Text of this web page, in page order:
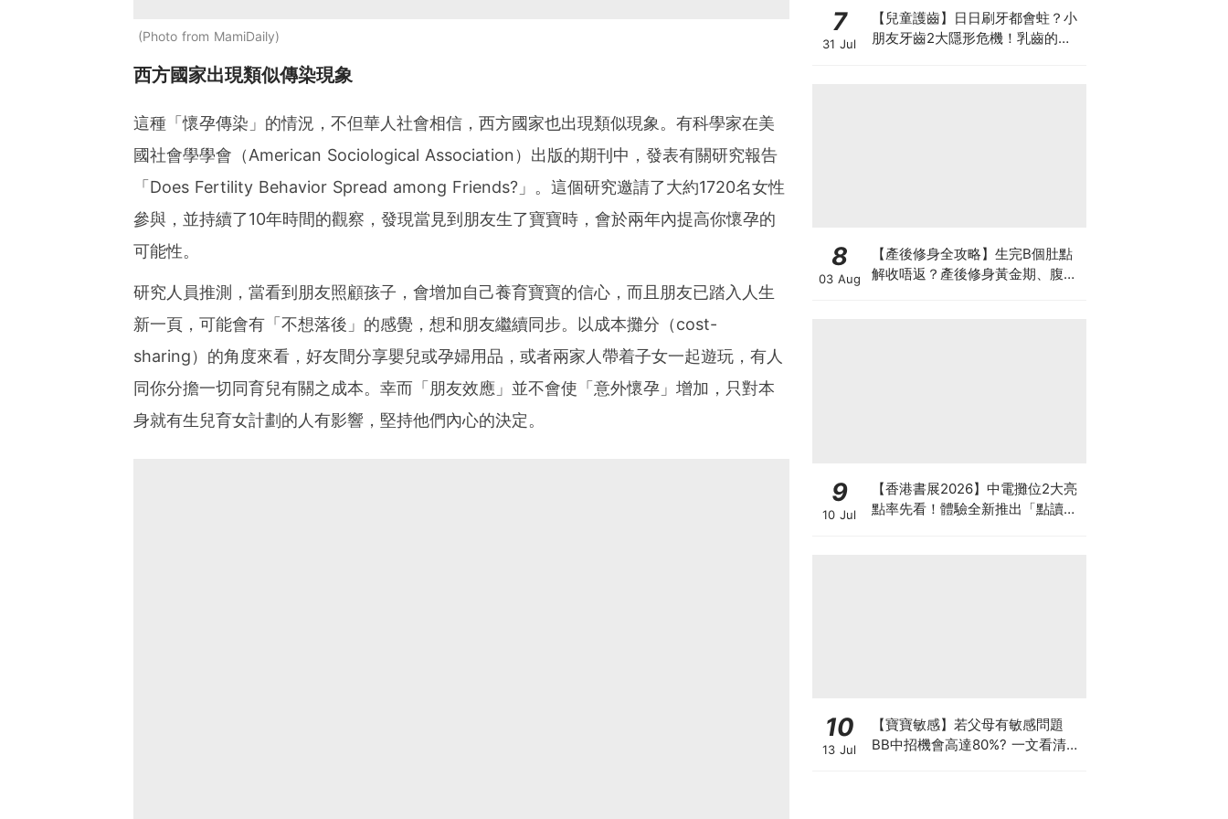
Photo from MamiDaily
西方國家出現類似傳染現象
這種「懷孕傳染」的情況，不但華人社會相信，西方國家也出現類似現象。有科學家在美
國社會學學會（American Sociological Association）出版的期刊中，發表有關研究報告
「Does Fertility Behavior Spread among Friends?」。這個研究邀請了大約1720名女性
參與，並持續了10年時間的觀察，發現當見到朋友生了寶寶時，會於兩年內提高你懷孕的
可能性。
研究人員推測，當看到朋友照顧孩子，會增加自己養育寶寶的信心，而且朋友已踏入人生
新一頁，可能會有「不想落後」的感覺，想和朋友繼續同步。以成本攤分（cost-
sharing）的角度來看，好友間分享嬰兒或孕婦用品，或者兩家人帶着子女一起遊玩，有人
同你分擔一切同育兒有關之成本。幸而「朋友效應」並不會使「意外懷孕」增加，只對本
身就有生兒育女計劃的人有影響，堅持他們內心的決定。
7
31 Jul
【兒童護齒】日日刷牙都會蛀？小
朋友牙齒2大隱形危機！乳齒的琺
8
03 Aug
【產後修身全攻略】生完B個肚點
解收唔返？產後修身黃金期、腹直
9
10 Jul
【香港書展2026】中電攤位2大亮
點率先看！體驗全新推出「點讀故
10
13 Jul
【寶寶敏感】若父母有敏感問題
BB中招機會高達80%? 一文看清預